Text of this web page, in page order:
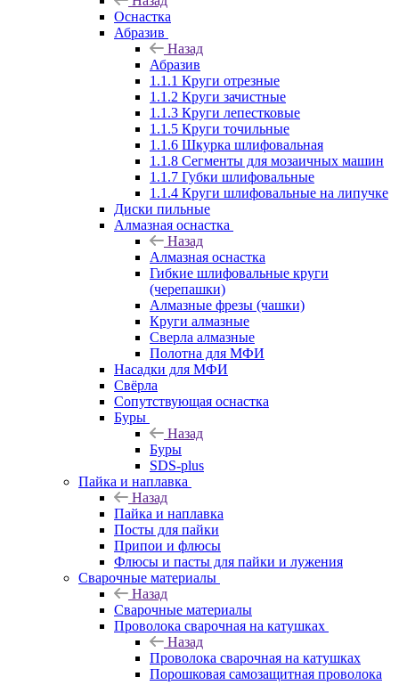
Оснастка
Абразив
Назад
Абразив
1.1.1 Круги отрезные
1.1.2 Круги зачистные
1.1.3 Круги лепестковые
1.1.5 Круги точильные
1.1.6 Шкурка шлифовальная
1.1.8 Сегменты для мозаичных машин
1.1.7 Губки шлифовальные
1.1.4 Круги шлифовальные на липучке
Диски пильные
Алмазная оснастка
Назад
Алмазная оснастка
Гибкие шлифовальные круги
(черепашки)
Алмазные фрезы (чашки)
Круги алмазные
Сверла алмазные
Полотна для МФИ
Насадки для МФИ
Свёрла
Сопутствующая оснастка
Буры
Назад
Буры
SDS-plus
Пайка и наплавка
Назад
Пайка и наплавка
Посты для пайки
Припои и флюсы
Флюсы и пасты для пайки и лужения
Сварочные материалы
Назад
Сварочные материалы
Проволока сварочная на катушках
Назад
Проволока сварочная на катушках
Порошковая самозащитная проволока